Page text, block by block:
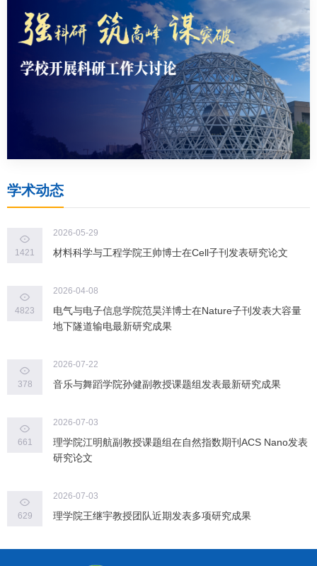
学术动态
1421
2026-05-29
材料科学与工程学院王帅博士在Cell子刊发表研究论文
4823
2026-04-08
电气与电子信息学院范昊洋博士在Nature子刊发表大容量
地下隧道输电最新研究成果
378
2026-07-22
音乐与舞蹈学院孙健副教授课题组发表最新研究成果
661
2026-07-03
理学院江明航副教授课题组在自然指数期刊ACS Nano发表
研究论文
629
2026-07-03
理学院王继宇教授团队近期发表多项研究成果